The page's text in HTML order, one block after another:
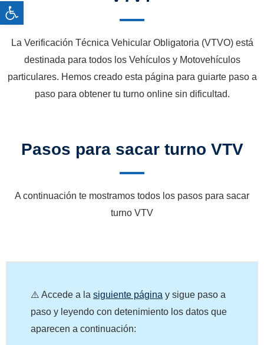
Abrir barra de herramientas
La Verificación Técnica Vehicular Obligatoria (VTVO) está
destinada para todos los Vehículos y Motovehículos
particulares. Hemos creado esta página para guiarte paso a
paso para obtener tu turno online sin dificultad.
Pasos para sacar turno VTV
A continuación te mostramos todos los pasos para sacar
turno VTV
⚠️ Accede a la siguiente página y sigue paso a
paso y leyendo con detenimiento los datos que
aparecen a continuación: